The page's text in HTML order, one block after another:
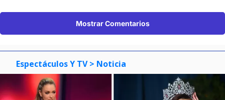
Mostrar Comentarios
Espectáculos Y TV > Noticia